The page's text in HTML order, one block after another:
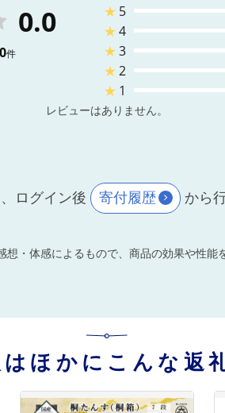
0.0
0件
★ 5
★4
★3
★2
★ 1
レビューはありません。
ログイン後 寄付履歴 から
・体感によるもので、商品の効果や性能
ほかにこんな返